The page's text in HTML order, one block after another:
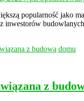
popularność jako
inwestorów
z